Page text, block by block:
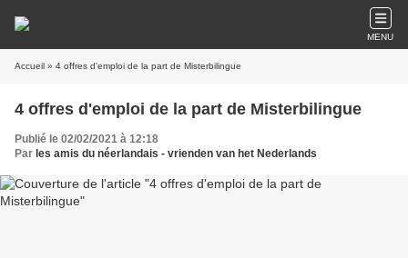
MENU
Accueil » 4 offres d'emploi de la part de Misterbilingue
4 offres d'emploi de la part de Misterbilingue
Publié le 02/02/2021 à 12:18
Par les amis du néerlandais - vrienden van het Nederlands